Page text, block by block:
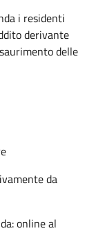
i residenti
derivante
delle
da
online al